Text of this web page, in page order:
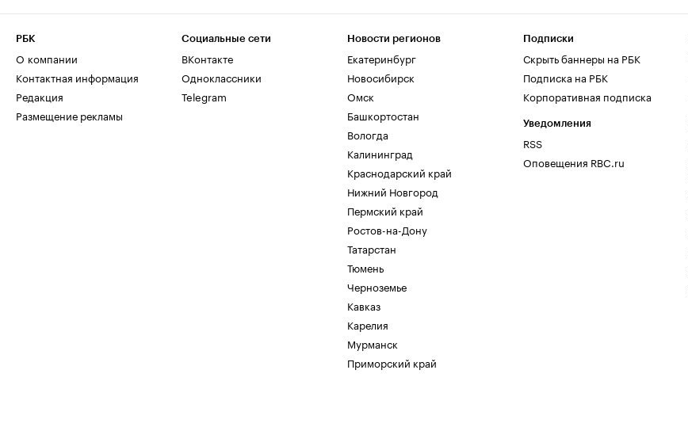
РБК
О компании
Контактная информация
Редакция
Размещение рекламы
Социальные сети
ВКонтакте
Одноклассники
Telegram
Новости регионов
Екатеринбург
Новосибирск
Омск
Башкортостан
Вологда
Калининград
Краснодарский край
Нижний Новгород
Пермский край
Ростов-на-Дону
Татарстан
Тюмень
Черноземье
Кавказ
Карелия
Мурманск
Приморский край
Подписки
Скрыть баннеры на РБК
Подписка на РБК
Корпоративная подписка
Уведомления
RSS
Оповещения RBC.ru